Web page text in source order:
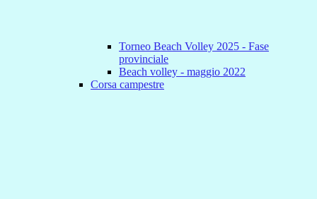
Torneo Beach Volley 2025 - Fase
provinciale
Beach volley - maggio 2022
Corsa campestre